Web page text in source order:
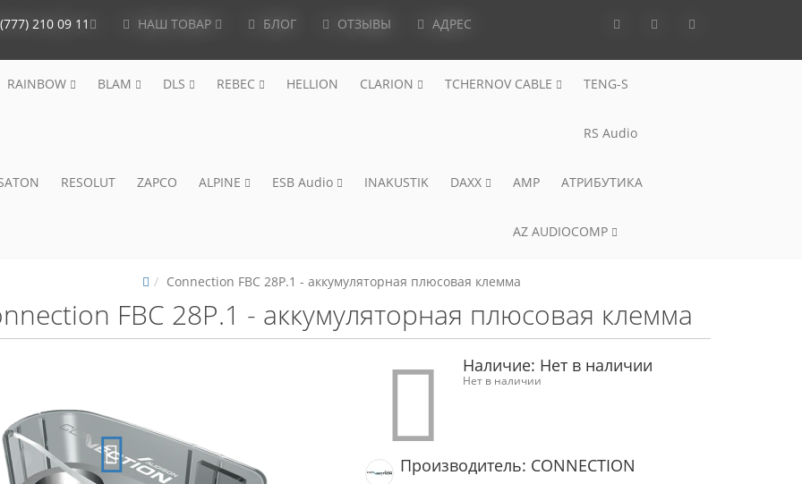
210 09 11 НАШ ТОВАР БЛОГ ОТЗЫВЫ АДРЕС
RAINBOW BLAM DLS REBEC HELLION CLARION TCHERNOV CABLE TENG-S
RS Audio
RESOLUT ZAPCO ALPINE ESB Audio INAKUSTIK DAXX AMP АТРИБУТИКА
AZ AUDIOCOMP
Connection FBC 28P.1 - аккумуляторная плюсовая клемма
FBC 28P.1 - аккумуляторная плюсовая клемма
Наличие: Нет в наличии
Нет в наличии
Производитель: CONNECTION